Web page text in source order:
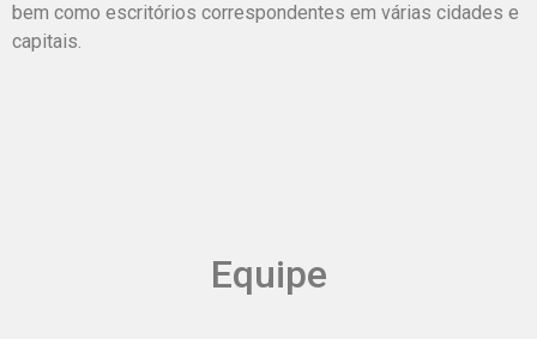
bem como escritórios correspondentes em várias cidades e
capitais.
Equipe